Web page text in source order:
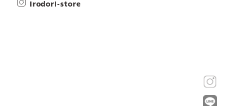
irodori-store